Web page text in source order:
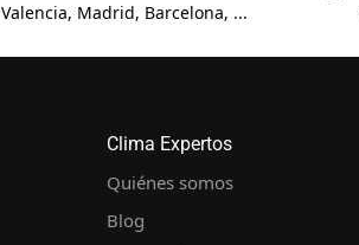
Valencia, Madrid, Barcelona, ...
Clima Expertos
Quiénes somos
Blog